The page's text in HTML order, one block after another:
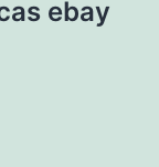
ebay